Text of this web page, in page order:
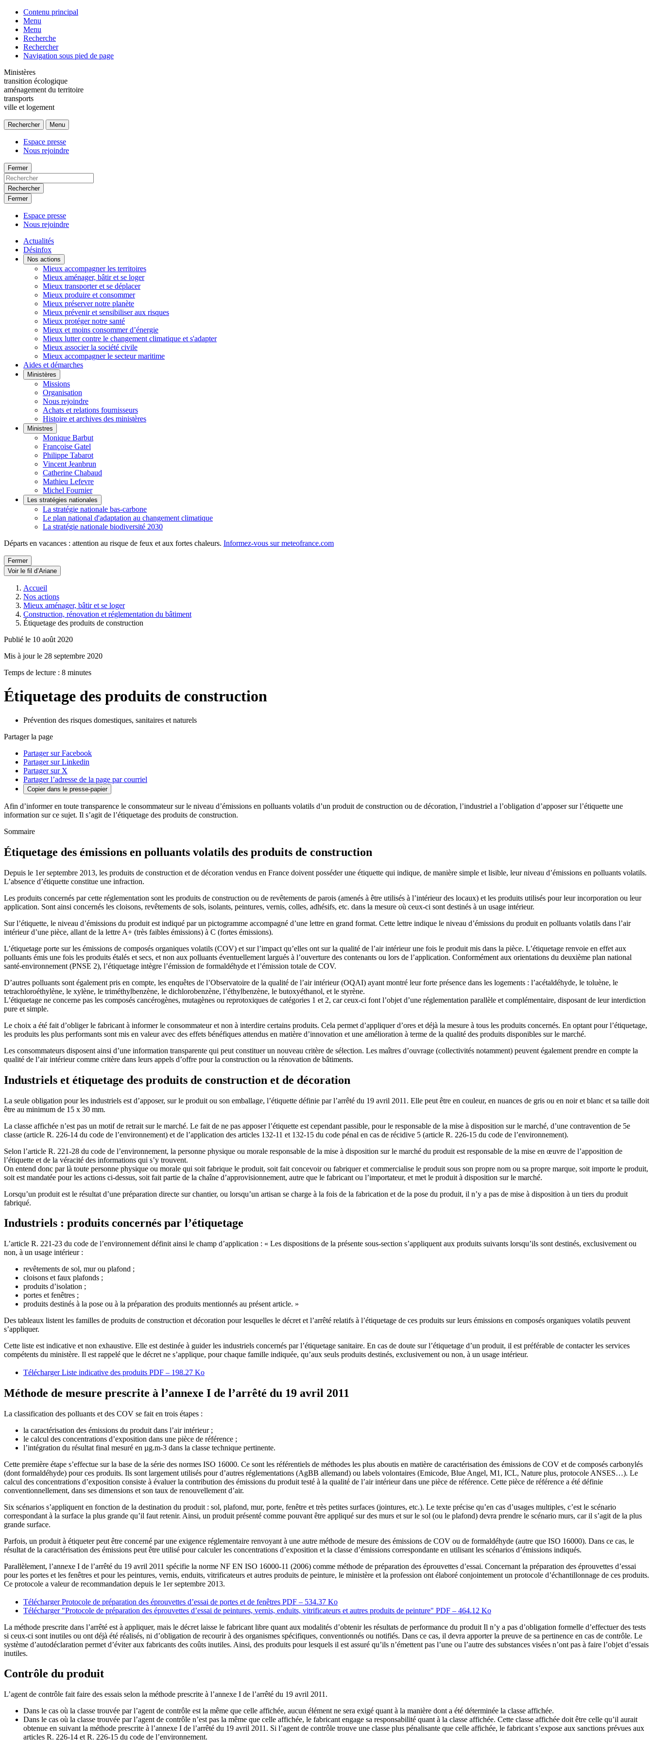
Contenu principal
Menu
Menu
Recherche
Rechercher
Navigation sous pied de page
Ministères
transition écologique
aménagement du territoire
transports
ville et logement
Rechercher Menu
Espace presse
Nous rejoindre
Fermer
Rechercher
Fermer
Espace presse
Nous rejoindre
Actualités
Désinfox
Nos actions
Mieux accompagner les territoires
Mieux aménager, bâtir et se loger
Mieux transporter et se déplacer
Mieux produire et consommer
Mieux préserver notre planète
Mieux prévenir et sensibiliser aux risques
Mieux protéger notre santé
Mieux et moins consommer d’énergie
Mieux lutter contre le changement climatique et s'adapter
Mieux associer la société civile
Mieux accompagner le secteur maritime
Aides et démarches
Ministères
Missions
Organisation
Nous rejoindre
Achats et relations fournisseurs
Histoire et archives des ministères
Ministres
Monique Barbut
Françoise Gatel
Philippe Tabarot
Vincent Jeanbrun
Catherine Chabaud
Mathieu Lefevre
Michel Fournier
Les stratégies nationales
La stratégie nationale bas-carbone
Le plan national d'adaptation au changement climatique
La stratégie nationale biodiversité 2030
Départs en vacances : attention au risque de feux et aux fortes chaleurs. Informez-vous sur meteofrance.com
Fermer
Voir le fil d’Ariane
Accueil
Nos actions
Mieux aménager, bâtir et se loger
Construction, rénovation et réglementation du bâtiment
Étiquetage des produits de construction
Publié le 10 août 2020
Mis à jour le 28 septembre 2020
Temps de lecture : 8 minutes
Étiquetage des produits de construction
Prévention des risques domestiques, sanitaires et naturels
Partager la page
Partager sur Facebook
Partager sur Linkedin
Partager sur X
Partager l’adresse de la page par courriel
Copier dans le presse-papier
Afin d’informer en toute transparence le consommateur sur le niveau d’émissions en polluants volatils d’un produit de construction ou de décoration, l’industriel a l’obligation d’apposer sur l’étiquette une
information sur ce sujet. Il s’agit de l’étiquetage des produits de construction.
Sommaire
Étiquetage des émissions en polluants volatils des produits de construction
Depuis le 1er septembre 2013, les produits de construction et de décoration vendus en France doivent posséder une étiquette qui indique, de manière simple et lisible, leur niveau d’émissions en polluants volatils.
L’absence d’étiquette constitue une infraction.
Les produits concernés par cette réglementation sont les produits de construction ou de revêtements de parois (amenés à être utilisés à l’intérieur des locaux) et les produits utilisés pour leur incorporation ou leur
application. Sont ainsi concernés les cloisons, revêtements de sols, isolants, peintures, vernis, colles, adhésifs, etc. dans la mesure où ceux-ci sont destinés à un usage intérieur.
Sur l’étiquette, le niveau d’émissions du produit est indiqué par un pictogramme accompagné d’une lettre en grand format. Cette lettre indique le niveau d’émissions du produit en polluants volatils dans l’air
intérieur d’une pièce, allant de la lettre A+ (très faibles émissions) à C (fortes émissions).
L’étiquetage porte sur les émissions de composés organiques volatils (COV) et sur l’impact qu’elles ont sur la qualité de l’air intérieur une fois le produit mis dans la pièce. L’étiquetage renvoie en effet aux
polluants émis une fois les produits étalés et secs, et non aux polluants éventuellement largués à l’ouverture des contenants ou lors de l’application. Conformément aux orientations du deuxième plan national
santé-environnement (PNSE 2), l’étiquetage intègre l’émission de formaldéhyde et l’émission totale de COV.
D’autres polluants sont également pris en compte, les enquêtes de l’Observatoire de la qualité de l’air intérieur (OQAI) ayant montré leur forte présence dans les logements : l’acétaldéhyde, le toluène, le
tetrachloroéthylène, le xylène, le triméthylbenzène, le dichlorobenzène, l’éthylbenzène, le butoxyéthanol, et le styrène.
L’étiquetage ne concerne pas les composés cancérogènes, mutagènes ou reprotoxiques de catégories 1 et 2, car ceux-ci font l’objet d’une réglementation parallèle et complémentaire, disposant de leur interdiction
pure et simple.
Le choix a été fait d’obliger le fabricant à informer le consommateur et non à interdire certains produits. Cela permet d’appliquer d’ores et déjà la mesure à tous les produits concernés. En optant pour l’étiquetage,
les produits les plus performants sont mis en valeur avec des effets bénéfiques attendus en matière d’innovation et une amélioration à terme de la qualité des produits disponibles sur le marché.
Les consommateurs disposent ainsi d’une information transparente qui peut constituer un nouveau critère de sélection. Les maîtres d’ouvrage (collectivités notamment) peuvent également prendre en compte la
qualité de l’air intérieur comme critère dans leurs appels d’offre pour la construction ou la rénovation de bâtiments.
Industriels et étiquetage des produits de construction et de décoration
La seule obligation pour les industriels est d’apposer, sur le produit ou son emballage, l’étiquette définie par l’arrêté du 19 avril 2011. Elle peut être en couleur, en nuances de gris ou en noir et blanc et sa taille doit
être au minimum de 15 x 30 mm.
La classe affichée n’est pas un motif de retrait sur le marché. Le fait de ne pas apposer l’étiquette est cependant passible, pour le responsable de la mise à disposition sur le marché, d’une contravention de 5e
classe (article R. 226-14 du code de l’environnement) et de l’application des articles 132-11 et 132-15 du code pénal en cas de récidive 5 (article R. 226-15 du code de l’environnement).
Selon l’article R. 221-28 du code de l’environnement, la personne physique ou morale responsable de la mise à disposition sur le marché du produit est responsable de la mise en œuvre de l’apposition de
l’étiquette et de la véracité des informations qui s’y trouvent.
On entend donc par là toute personne physique ou morale qui soit fabrique le produit, soit fait concevoir ou fabriquer et commercialise le produit sous son propre nom ou sa propre marque, soit importe le produit,
soit est mandatée pour les actions ci-dessus, soit fait partie de la chaîne d’approvisionnement, autre que le fabricant ou l’importateur, et met le produit à disposition sur le marché.
Lorsqu’un produit est le résultat d’une préparation directe sur chantier, ou lorsqu’un artisan se charge à la fois de la fabrication et de la pose du produit, il n’y a pas de mise à disposition à un tiers du produit
fabriqué.
Industriels : produits concernés par l’étiquetage
L’article R. 221-23 du code de l’environnement définit ainsi le champ d’application : « Les dispositions de la présente sous-section s’appliquent aux produits suivants lorsqu’ils sont destinés, exclusivement ou
non, à un usage intérieur :
revêtements de sol, mur ou plafond ;
cloisons et faux plafonds ;
produits d’isolation ;
portes et fenêtres ;
produits destinés à la pose ou à la préparation des produits mentionnés au présent article. »
Des tableaux listent les familles de produits de construction et décoration pour lesquelles le décret et l’arrêté relatifs à l’étiquetage de ces produits sur leurs émissions en composés organiques volatils peuvent
s’appliquer.
Cette liste est indicative et non exhaustive. Elle est destinée à guider les industriels concernés par l’étiquetage sanitaire. En cas de doute sur l’étiquetage d’un produit, il est préférable de contacter les services
compétents du ministère. Il est rappelé que le décret ne s’applique, pour chaque famille indiquée, qu’aux seuls produits destinés, exclusivement ou non, à un usage intérieur.
Télécharger Liste indicative des produits PDF – 198.27 Ko
Méthode de mesure prescrite à l’annexe I de l’arrêté du 19 avril 2011
La classification des polluants et des COV se fait en trois étapes :
la caractérisation des émissions du produit dans l’air intérieur ;
le calcul des concentrations d’exposition dans une pièce de référence ;
l’intégration du résultat final mesuré en µg.m-3 dans la classe technique pertinente.
Cette première étape s’effectue sur la base de la série des normes ISO 16000. Ce sont les référentiels de méthodes les plus aboutis en matière de caractérisation des émissions de COV et de composés carbonylés
(dont formaldéhyde) pour ces produits. Ils sont largement utilisés pour d’autres réglementations (AgBB allemand) ou labels volontaires (Emicode, Blue Angel, M1, ICL, Nature plus, protocole ANSES…). Le
calcul des concentrations d’exposition consiste à évaluer la contribution des émissions du produit testé à la qualité de l’air intérieur dans une pièce de référence. Cette pièce de référence a été définie
conventionnellement, dans ses dimensions et son taux de renouvellement d’air.
Six scénarios s’appliquent en fonction de la destination du produit : sol, plafond, mur, porte, fenêtre et très petites surfaces (jointures, etc.). Le texte précise qu’en cas d’usages multiples, c’est le scénario
correspondant à la surface la plus grande qu’il faut retenir. Ainsi, un produit présenté comme pouvant être appliqué sur des murs et sur le sol (ou le plafond) devra prendre le scénario murs, car il s’agit de la plus
grande surface.
Parfois, un produit à étiqueter peut être concerné par une exigence réglementaire renvoyant à une autre méthode de mesure des émissions de COV ou de formaldéhyde (autre que ISO 16000). Dans ce cas, le
résultat de la caractérisation des émissions peut être utilisé pour calculer les concentrations d’exposition et la classe d’émissions correspondante en utilisant les scénarios d’émissions indiqués.
Parallèlement, l’annexe I de l’arrêté du 19 avril 2011 spécifie la norme NF EN ISO 16000-11 (2006) comme méthode de préparation des éprouvettes d’essai. Concernant la préparation des éprouvettes d’essai
pour les portes et les fenêtres et pour les peintures, vernis, enduits, vitrificateurs et autres produits de peinture, le ministère et la profession ont élaboré conjointement un protocole d’échantillonnage de ces produits.
Ce protocole a valeur de recommandation depuis le 1er septembre 2013.
Télécharger Protocole de préparation des éprouvettes d’essai de portes et de fenêtres PDF – 534.37 Ko
Télécharger "Protocole de préparation des éprouvettes d’essai de peintures, vernis, enduits, vitrificateurs et autres produits de peinture" PDF – 464.12 Ko
La méthode prescrite dans l’arrêté est à appliquer, mais le décret laisse le fabricant libre quant aux modalités d’obtenir les résultats de performance du produit Il n’y a pas d’obligation formelle d’effectuer des tests
si ceux-ci sont inutiles ou ont déjà été réalisés, ni d’obligation de recourir à des organismes spécifiques, conventionnés ou notifiés. Dans ce cas, il devra apporter la preuve de sa pertinence en cas de contrôle. Le
système d’autodéclaration permet d’éviter aux fabricants des coûts inutiles. Ainsi, des produits pour lesquels il est assuré qu’ils n’émettent pas l’une ou l’autre des substances visées n’ont pas à faire l’objet d’essais
inutiles.
Contrôle du produit
L’agent de contrôle fait faire des essais selon la méthode prescrite à l’annexe I de l’arrêté du 19 avril 2011.
Dans le cas où la classe trouvée par l’agent de contrôle est la même que celle affichée, aucun élément ne sera exigé quant à la manière dont a été déterminée la classe affichée.
Dans le cas où la classe trouvée par l’agent de contrôle n’est pas la même que celle affichée, le fabricant engage sa responsabilité quant à la classe affichée. Cette classe affichée doit être celle qu’il aurait
obtenue en suivant la méthode prescrite à l’annexe I de l’arrêté du 19 avril 2011. Si l’agent de contrôle trouve une classe plus pénalisante que celle affichée, le fabricant s’expose aux sanctions prévues aux
articles R. 226-14 et R. 226-15 du code de l’environnement.